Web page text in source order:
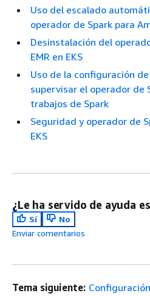
Uso del escalado
operador de Spark para
Desinstalación del
EMR en EKS
Uso de la configuración
supervisar el operador de
trabajos de Spark
Seguridad y operador de
EKS
¿Le ha servido de ayuda
Sí
No
Enviar comentarios
Tema siguiente: Configuración